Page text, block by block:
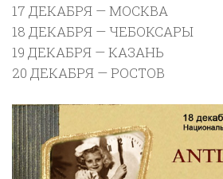
17 ДЕКАБРЯ — МОСКВА
18 ДЕКАБРЯ — ЧЕБОКСАРЫ
19 ДЕКАБРЯ — КАЗАНЬ
20 ДЕКАБРЯ — РОСТОВ